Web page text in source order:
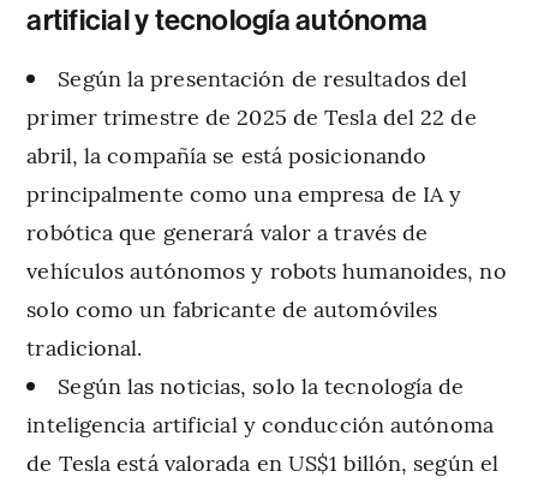
artificial y tecnología autónoma
Según la presentación de resultados del
primer trimestre de 2025 de Tesla del 22 de
abril, la compañía se está posicionando
principalmente como una empresa de IA y
robótica que generará valor a través de
vehículos autónomos y robots humanoides, no
solo como un fabricante de automóviles
tradicional.
Según las noticias, solo la tecnología de
inteligencia artificial y conducción autónoma
de Tesla está valorada en US$1 billón, según el